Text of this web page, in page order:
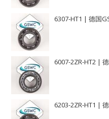
6307-HT1 | 德国
6007-2ZR-HT2 |
6203-2ZR-HT1 |